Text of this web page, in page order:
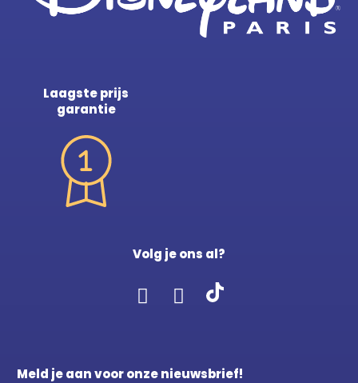
Laagste prijs
garantie
Volg je ons al?
Meld je aan voor onze nieuwsbrief!